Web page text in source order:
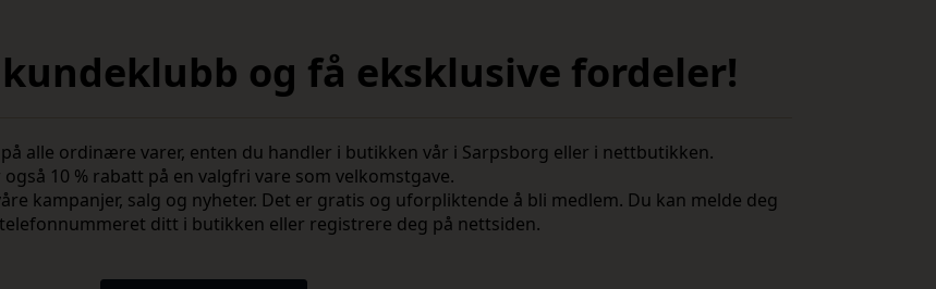
og få eksklusive fordeler!
alle ordinære varer, enten du handler i butikken vår i Sarpsborg eller i nettbutikken.
også 10 % rabatt på en valgfri vare som velkomstgave.
kampanjer, salg og nyheter. Det er gratis og uforpliktende å bli medlem. Du kan melde deg
ditt i butikken eller registrere deg på nettsiden.